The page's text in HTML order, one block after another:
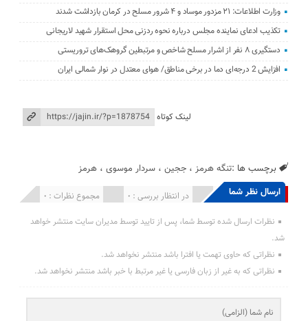
وزارت اطلاعات: ۲۱ مزدور موساد و ۴ شرور مسلح در کرمان بازداشت شدند
تکذیب ادعای نماینده مجلس درباره نحوه ردزنی محل استقرار شهید لاریجانی
دستگیری ۸ نفر از اشرار مسلح شاخص و مرتبطین گروهک‌های تروریستی
افزایش 2 درجه‌ای دما در برخی مناطق/ هوای معتدل در نوار شمالی ایران
لینک کوتاه
برچسب ها :تنگه هرمز ،ججین ،سردار موسوی ،هرمز
ارسال نظر شما مجموع نظرات : 0 در انتظار بررسی : 0 انتشار یافته : 0
نظرات ارسال شده توسط شما، پس از تایید توسط مدیران سایت منتشر خواهد
شد.
نظراتی که حاوی تهمت یا افترا باشد منتشر نخواهد شد.
نظراتی که به غیر از زبان فارسی یا غیر مرتبط با خبر باشد منتشر نخواهد شد.